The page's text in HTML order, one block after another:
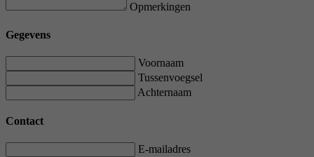
Opmerkingen
Gegevens
Voornaam
Tussenvoegsel
Achternaam
Contact
E-mailadres